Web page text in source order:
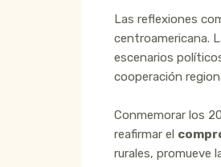
Las reflexiones
centroamericana.
escenarios
cooperación
Conmemorar los
reafirmar el
rurales, promueve